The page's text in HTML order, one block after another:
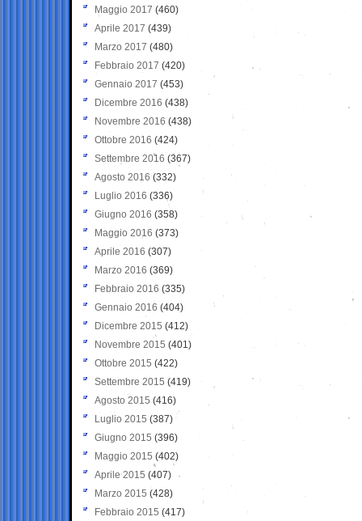
Maggio 2017 (460)
Aprile 2017 (439)
Marzo 2017 (480)
Febbraio 2017 (420)
Gennaio 2017 (453)
Dicembre 2016 (438)
Novembre 2016 (438)
Ottobre 2016 (424)
Settembre 2016 (367)
Agosto 2016 (332)
Luglio 2016 (336)
Giugno 2016 (358)
Maggio 2016 (373)
Aprile 2016 (307)
Marzo 2016 (369)
Febbraio 2016 (335)
Gennaio 2016 (404)
Dicembre 2015 (412)
Novembre 2015 (401)
Ottobre 2015 (422)
Settembre 2015 (419)
Agosto 2015 (416)
Luglio 2015 (387)
Giugno 2015 (396)
Maggio 2015 (402)
Aprile 2015 (407)
Marzo 2015 (428)
Febbraio 2015 (417)